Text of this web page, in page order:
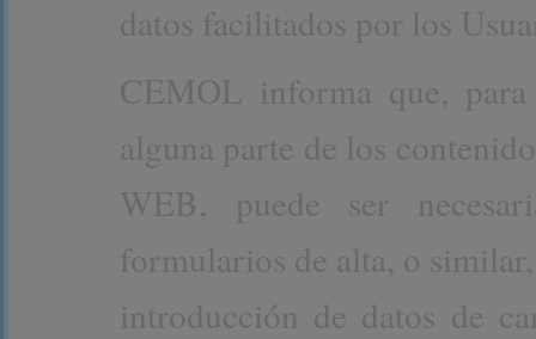
datos facilitados por los
CEMOL informa que,
alguna parte de los
WEB, puede ser
formularios de alta, o
introducción de datos de